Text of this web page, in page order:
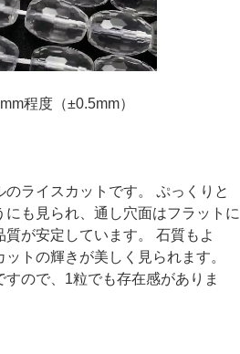
程度（±0.5mm）
ライスカットです。 ぷっくりと
にも見られ、通し穴面はフラットに
が安定しています。 石質もよ
トの輝きが美しく見られます。
ので、1粒でも存在感がありま